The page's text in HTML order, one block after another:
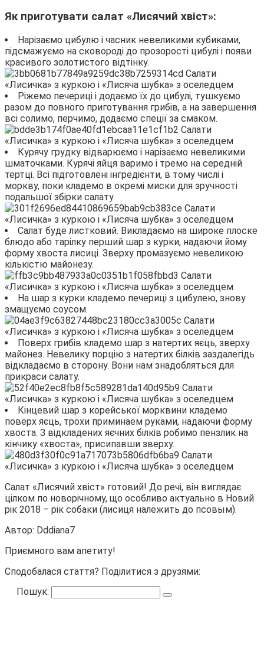
Як приготувати салат «Лисячий хвіст»:
Нарізаємо цибулю і часник невеликими кубиками,
підсмажуємо на сковороді до прозорості цибулі і появи
красивого золотистого відтінку.
Ріжемо печериці і додаємо їх до цибулі, тушкуємо
разом до повного приготування грибів, а на завершення
всі солимо, перчимо, додаємо спеції за смаком.
Курячу грудку відварюємо і нарізаємо невеликими
шматочками. Курячі яйця варимо і тремо на середній
тертці. Всі підготовлені інгредієнти, в тому числі і
моркву, поки кладемо в окремі миски для зручності
подальшої збірки салату.
Салат буде листковий. Викладаємо на широке плоске
блюдо або тарілку перший шар з курки, надаючи йому
форму хвоста лисиці. Зверху промазуємо невеликою
кількістю майонезу.
На шар з курки кладемо печериці з цибулею, знову
змащуємо соусом.
Поверх грибів кладемо шар з натертих яєць, зверху
майонез. Невелику порцію з натертих білків заздалегідь
відкладаємо в сторону. Вони нам знадобляться для
прикраси салату.
Кінцевий шар з корейської морквини кладемо
поверх яєць, трохи приминаем руками, надаючи форму
хвоста. З відкладених яєчних білків робимо пензлик на
кінчику «хвоста», присипавши зверху.
Салат «Лисячий хвіст» готовий! До речі, він виглядає
цілком по новорічному, що особливо актуально в Новий
рік 2018 – рік собаки (лисиця належить до псовым).
Автор: Dddiana7
Приємного вам апетиту!
Сподобалася стаття? Поділитися з друзями:
Пошук: